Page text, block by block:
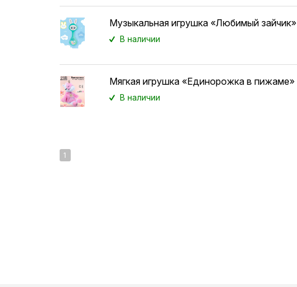
Музыкальная игрушка «Любимый зайчик»
В наличии
Мягкая игрушка «Единорожка в пижаме»
В наличии
1